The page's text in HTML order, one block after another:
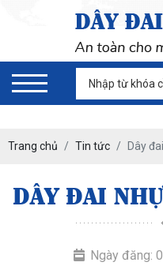
Trang chủ Tin tức Dây
DÂY ĐAI
Ngày đăng: